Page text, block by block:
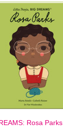
Rosa Parks